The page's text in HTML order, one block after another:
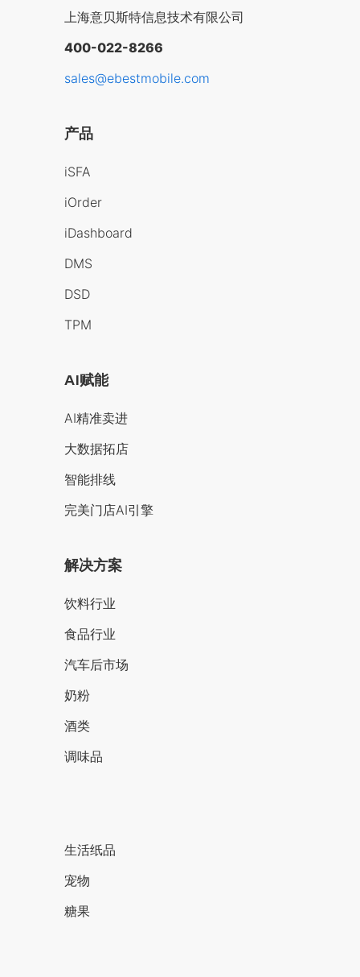
上海意贝斯特信息技术有限公司
400-022-8266
sales@ebestmobile.com
产品
iSFA
iOrder
iDashboard
DMS
DSD
TPM
AI赋能
AI精准卖进
大数据拓店
智能排线
完美门店AI引擎
解决方案
饮料行业
食品行业
汽车后市场
奶粉
酒类
调味品
生活纸品
宠物
糖果